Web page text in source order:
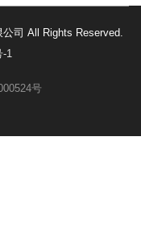
司 All Rights Reserved.
-1
号